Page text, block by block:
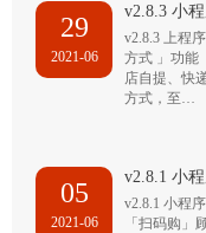
29
2021-06
v2.8.3 小
v2.8.3 上程
方式 」功能
店自提、快
方式，至…
05
2021-06
v2.8.1 小
v2.8.1 小程
「扫码购」